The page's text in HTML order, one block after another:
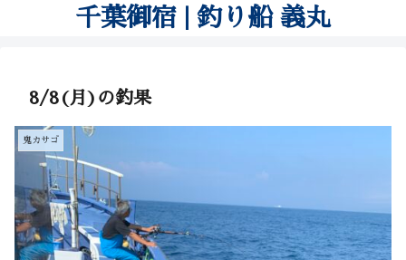
千葉御宿 | 釣り船 義丸
8/8(月)の釣果
鬼カサゴ